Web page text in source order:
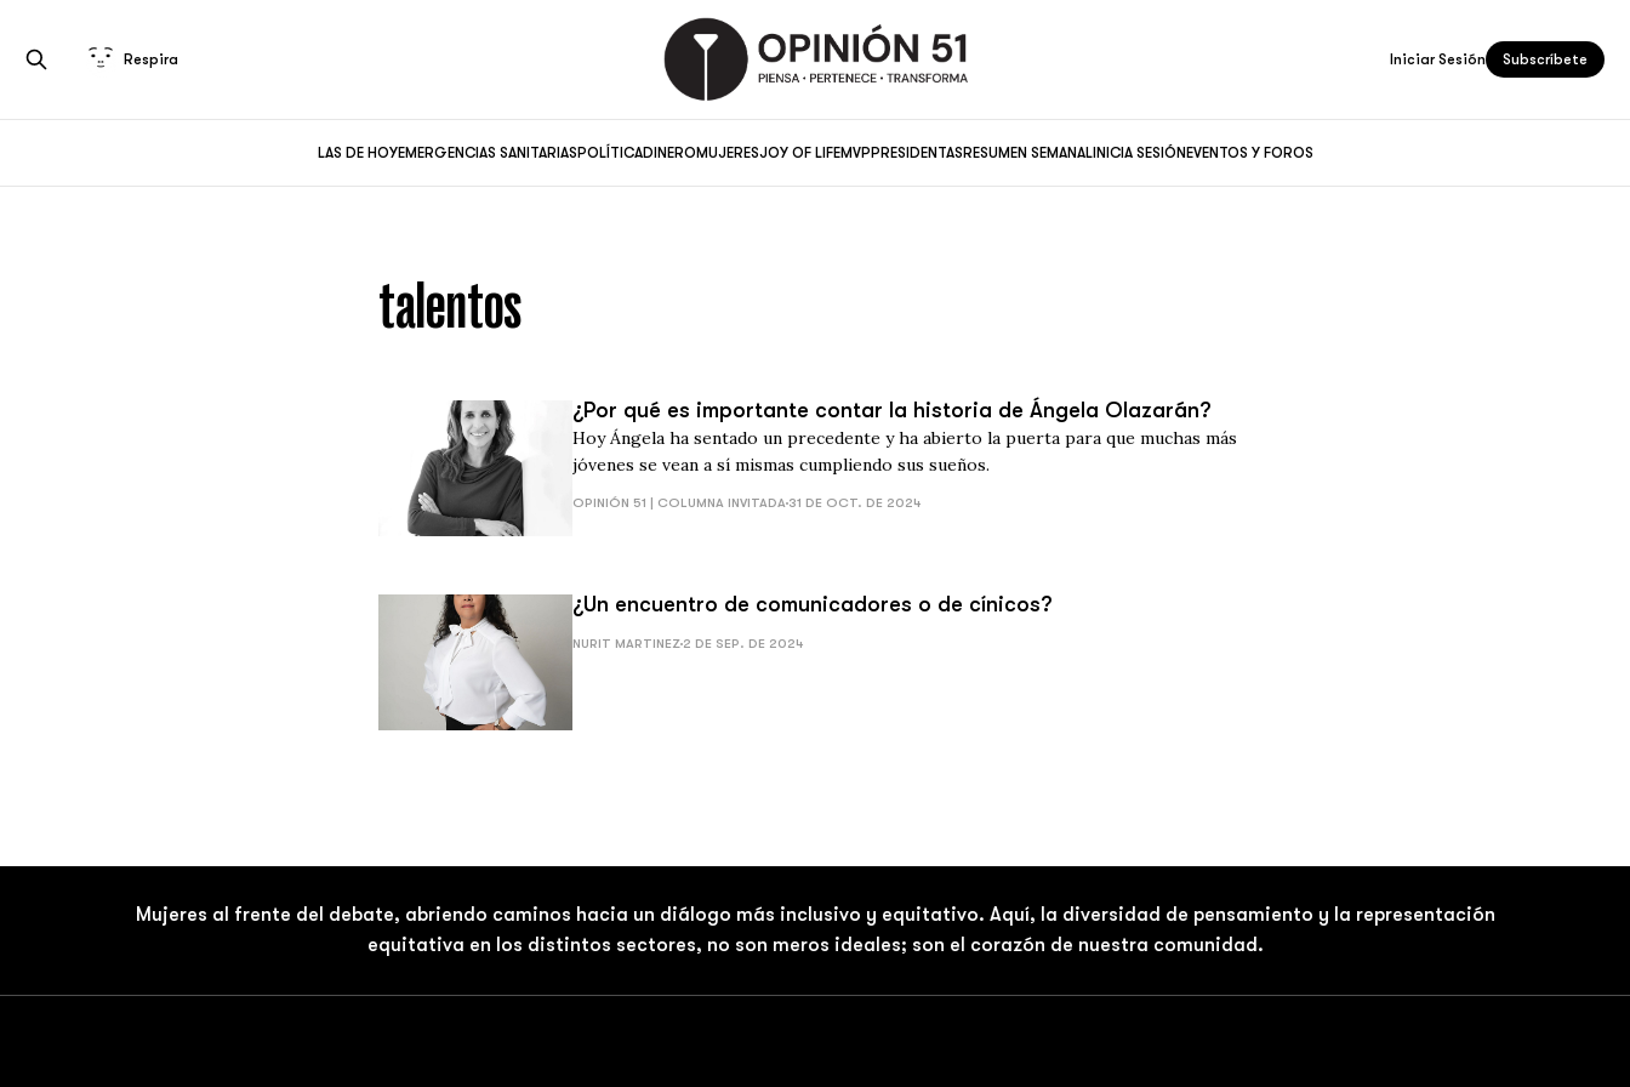
LAS DE HOYEMERGENCIAS SANITARIASPOLÍTICADINEROMUJERESJOY OF LIFEMVPPRESIDENTASRESUMEN SEMANALINICIA SESIÓNEVENTOS Y FOROS
Respira Iniciar Sesión Subscríbete
talentos
¿Por qué es importante contar la historia de Ángela Olazarán?
Hoy Ángela ha sentado un precedente y ha abierto la puerta para que muchas más
jóvenes se vean a sí mismas cumpliendo sus sueños.
OPINIÓN 51 | COLUMNA INVITADA 31 DE OCT. DE 2024
¿Un encuentro de comunicadores o de cínicos?
NURIT MARTINEZ 2 DE SEP. DE 2024
Mujeres al frente del debate, abriendo caminos hacia un diálogo más inclusivo y equitativo. Aquí, la diversidad de pensamiento y la representación
equitativa en los distintos sectores, no son meros ideales; son el corazón de nuestra comunidad.